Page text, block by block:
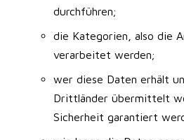
durchführen;
die Kategorien, also die
verarbeitet werden;
wer diese Daten erhält
Drittländer übermittelt
Sicherheit garantiert